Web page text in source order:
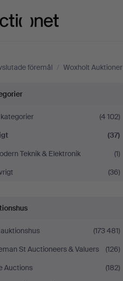
föremål / Woxholt Auktioner
(4 102)
(37)
Teknik & Elektronik
(1)
(36)
(173 481)
St Auctioneers & Valuers
(126)
Auctions
(182)